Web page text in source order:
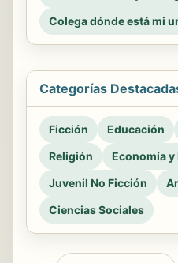
Colega dónde está mi
Categorías
Ficción Educación
Religión
Economía
Juvenil No Ficción
Ciencias Sociales